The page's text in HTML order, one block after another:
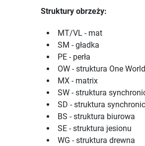
Struktury obrzeży:
MT/VL - mat
SM - gładka
PE - perła
OW - struktura One World
MX - matrix
SW - struktura
SD - struktura
BS - struktura biurowa
SE - struktura jesionu
WG - struktura drewna